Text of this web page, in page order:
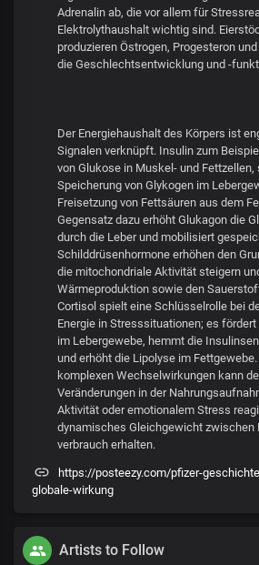
Adrenalin ab, die vor allem für
Elektrolythaushalt wichtig sind.
produzieren Östrogen, Progesteron
die Geschlechtsentwicklung und -
Der Energiehaushalt des Körpers ist
Signalen verknüpft. Insulin zum
von Glukose in Muskel- und
Speicherung von Glykogen im
Freisetzung von Fettsäuren aus dem
Gegensatz dazu erhöht Glukagon die
durch die Leber und mobilisiert
Schilddrüsenhormone erhöhen den
die mitochondriale Aktivität steigern
Wärmeproduktion sowie den
Cortisol spielt eine Schlüsselrolle bei
Energie in Stresssituationen; es
im Lebergewebe, hemmt die
und erhöht die Lipolyse im
komplexen Wechselwirkungen kann
Veränderungen in der
Aktivität oder emotionalem Stress
dynamisches Gleichgewicht zwischen
verbrauch erhalten.
https://posteezy.com/pfizer-
globale-wirkung
Artists to Follow